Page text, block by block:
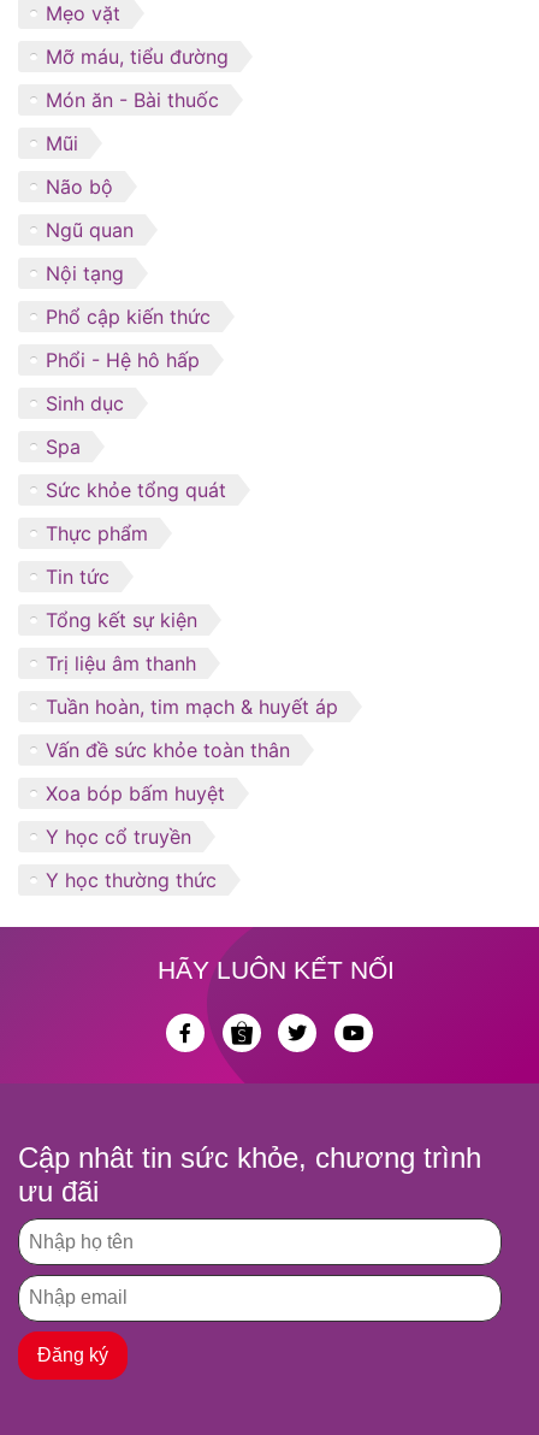
Mẹo vặt
Mỡ máu, tiểu đường
Món ăn - Bài thuốc
Mũi
Não bộ
Ngũ quan
Nội tạng
Phổ cập kiến thức
Phổi - Hệ hô hấp
Sinh dục
Spa
Sức khỏe tổng quát
Thực phẩm
Tin tức
Tổng kết sự kiện
Trị liệu âm thanh
Tuần hoàn, tim mạch & huyết áp
Vấn đề sức khỏe toàn thân
Xoa bóp bấm huyệt
Y học cổ truyền
Y học thường thức
HÃY LUÔN KẾT NỐI
Cập nhât tin sức khỏe, chương trình
ưu đãi